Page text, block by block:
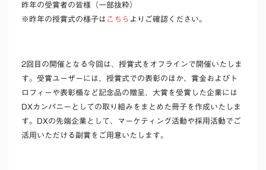
昨年の受賞者の皆様（一部抜粋）
※昨年の授賞式の様子は こちら よりご確認ください。
2回目の開催となる今回は、授賞式をオフラインで開催いたしま
す。受賞ユーザーには、授賞式での表彰のほか、賞金およびト
ロフィーや表彰楯など記念品の贈呈、大賞を受賞した企業には
DXカンパニーとしての取り組みをまとめた冊子を作成いたしま
す。DXの先端企業として、マーケティング活動や採用活動でご
活用いただける副賞をご用意いたします。